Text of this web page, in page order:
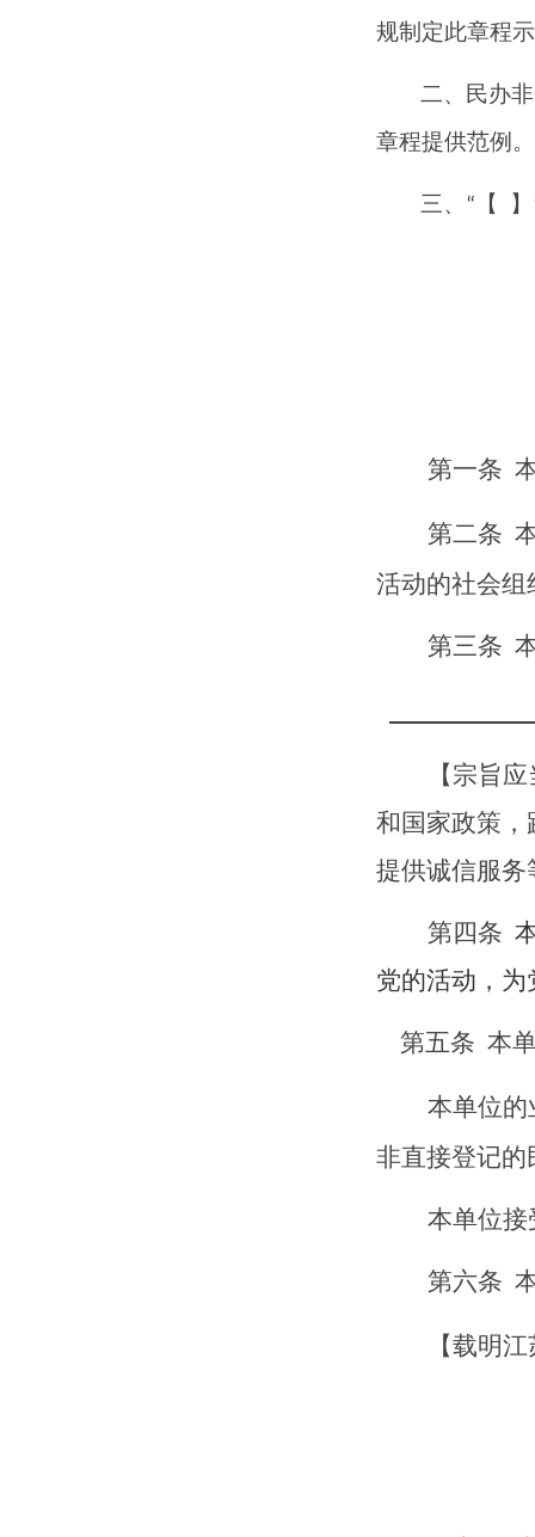
规制定此章程
二、民办
章程提供范例。
三、 “ 【 】
第一条
第二条
活动的社会组
第三条
【宗旨
和国家政策，
提供诚信服务
第四条
党的活动，
第五条 本
本单位的
非直接登记的
本单位接
第六条
【载明江